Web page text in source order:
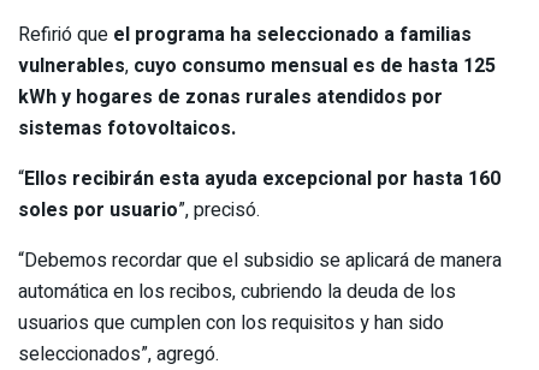
Refirió que el programa ha seleccionado a familias
vulnerables, cuyo consumo mensual es de hasta 125
kWh y hogares de zonas rurales atendidos por
sistemas fotovoltaicos.
“Ellos recibirán esta ayuda excepcional por hasta 160
soles por usuario”, precisó.
“Debemos recordar que el subsidio se aplicará de manera
automática en los recibos, cubriendo la deuda de los
usuarios que cumplen con los requisitos y han sido
seleccionados”, agregó.